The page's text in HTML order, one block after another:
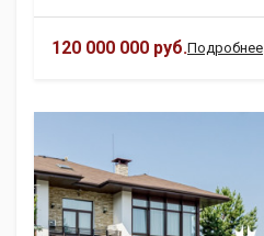
120 000 000 руб.Подробнее